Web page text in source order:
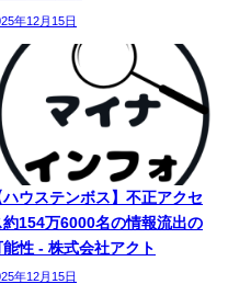
年12月15日
ハウステンボス】不正アクセ
約154万6000名の情報流出の
能性 - 株式会社アクト
年12月15日